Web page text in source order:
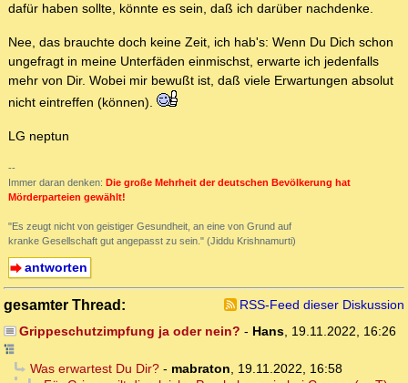
dafür haben sollte, könnte es sein, daß ich darüber nachdenke.
Nee, das brauchte doch keine Zeit, ich hab's: Wenn Du Dich schon
ungefragt in meine Unterfäden einmischst, erwarte ich jedenfalls
mehr von Dir. Wobei mir bewußt ist, daß viele Erwartungen absolut
nicht eintreffen (können).
LG neptun
--
Immer daran denken: Die große Mehrheit der deutschen Bevölkerung hat
Mörderparteien gewählt!
"Es zeugt nicht von geistiger Gesundheit, an eine von Grund auf
kranke Gesellschaft gut angepasst zu sein." (Jiddu Krishnamurti)
antworten
gesamter Thread:
RSS-Feed dieser Diskussion
Grippeschutzimpfung ja oder nein? - Hans, 19.11.2022, 16:26
Was erwartest Du Dir?- mabraton, 19.11.2022, 16:58